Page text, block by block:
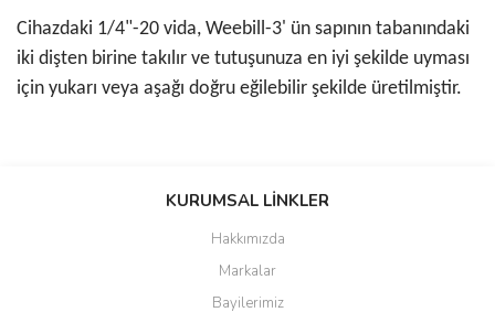
Cihazdaki 1/4"-20 vida, Weebill-3' ün sapının tabanındaki
iki dişten birine takılır ve tutuşunuza en iyi şekilde uyması
için yukarı veya aşağı doğru eğilebilir şekilde üretilmiştir.
tarafımıza iletebilirsiniz.
Ürün resmi kalitesiz, bozuk veya görüntülenemiyor.
Ürün açıklamasında eksik bilgiler bulunuyor.
KURUMSAL LİNKLER
Hakkımızda
Markalar
Bayilerimiz